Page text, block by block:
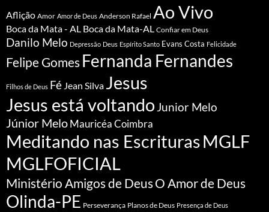
Aflição Amor Amor de Deus Anderson Rafael Ao Vivo
Boca da Mata - AL Boca da Mata-AL Confiar em Deus
Danilo Melo Depressão Deus Espírito Santo Evans Costa Felicidade
Felipe Gomes Fernanda Fernandes
Filhos de Deus Fé Jean Silva Jesus
Jesus está voltando Junior Melo
Júnior Melo Mauricéa Coimbra
Meditando nas EscriturasMGLF
MGLFOFICIAL
Ministério Amigos de DeusO Amor de Deus
Olinda-PE Perseverança Planos de Deus Presença de Deus